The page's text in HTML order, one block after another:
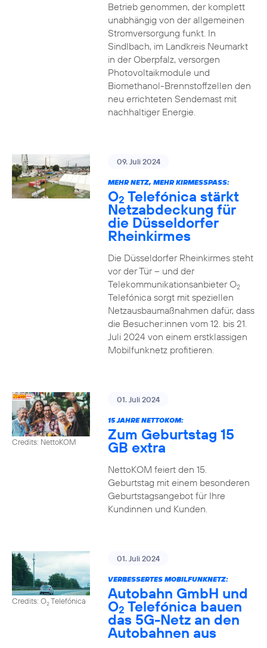
Betrieb genommen, der komplett
unabhängig von der allgemeinen
Stromversorgung funkt. In
Sindlbach, im Landkreis Neumarkt
in der Oberpfalz, versorgen
Photovoltaikmodule und
Biomethanol-Brennstoffzellen den
neu errichteten Sendemast mit
nachhaltiger Energie.
09. Juli 2024
MEHR NETZ, MEHR KIRMESSPASS:
O2 Telefónica stärkt
Netzabdeckung für
die Düsseldorfer
Rheinkirmes
Die Düsseldorfer Rheinkirmes steht
vor der Tür – und der
Telekommunikationsanbieter O2
Telefónica sorgt mit speziellen
Netzausbaumaßnahmen dafür, dass
die Besucher:innen vom 12. bis 21.
Juli 2024 von einem erstklassigen
Mobilfunknetz profitieren.
Credits: NettoKOM
01. Juli 2024
15 JAHRE NETTOKOM:
Zum Geburtstag 15
GB extra
NettoKOM feiert den 15.
Geburtstag mit einem besonderen
Geburtstagsangebot für Ihre
Kundinnen und Kunden.
Credits: O2Telefónica
01. Juli 2024
VERBESSERTES MOBILFUNKNETZ:
Autobahn GmbH und
O2 Telefónica bauen
das 5G-Netz an den
Autobahnen aus